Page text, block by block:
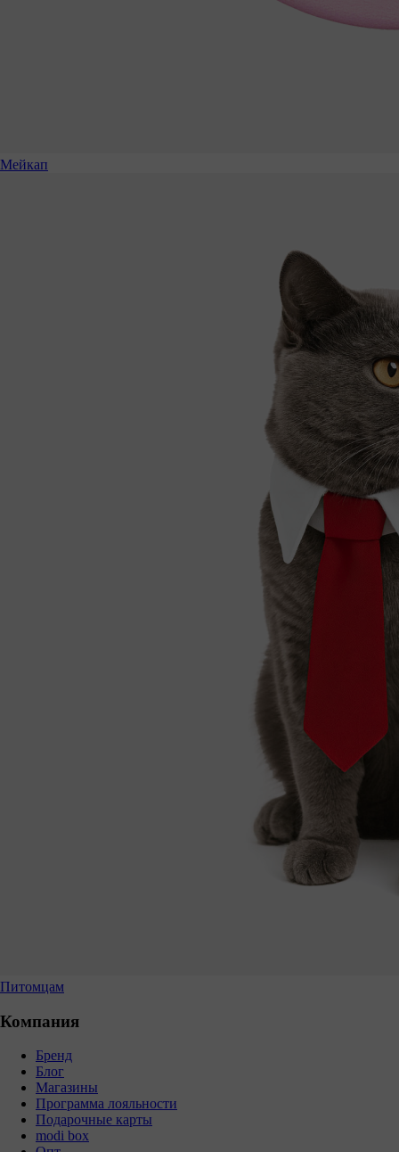
Мейкап
Питомцам
Компания
Бренд
Блог
Магазины
Программа лояльности
Подарочные карты
modi box